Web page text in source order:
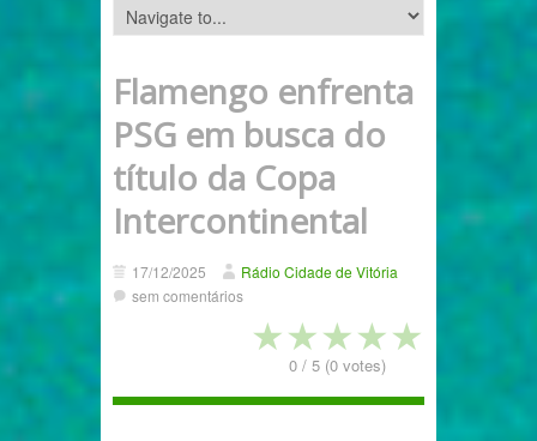
Flamengo enfrenta
PSG em busca do
título da Copa
Intercontinental
17/12/2025
Rádio Cidade de Vitória
sem comentários
★★★★★
0 / 5 (0 votes)